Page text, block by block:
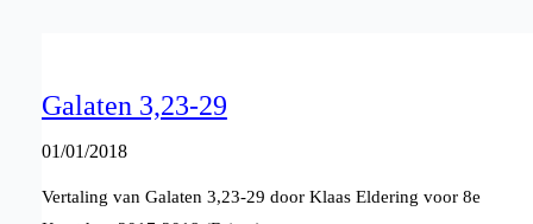
Galaten 3,23-29
01/01/2018
Vertaling van Galaten 3,23-29 door Klaas Eldering voor 8e